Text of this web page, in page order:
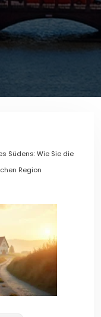
Südens: Wie Sie die
Region